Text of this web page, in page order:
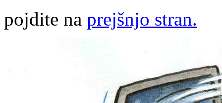
pojdite na prejšnjo stran.